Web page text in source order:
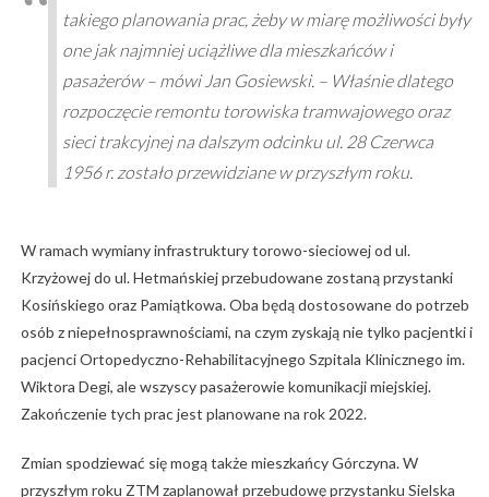
takiego planowania prac, żeby w miarę możliwości były
one jak najmniej uciążliwe dla mieszkańców i
pasażerów – mówi Jan Gosiewski. – Właśnie dlatego
rozpoczęcie remontu torowiska tramwajowego oraz
sieci trakcyjnej na dalszym odcinku ul. 28 Czerwca
1956 r. zostało przewidziane w przyszłym roku.
W ramach wymiany infrastruktury torowo-sieciowej od ul.
Krzyżowej do ul. Hetmańskiej przebudowane zostaną przystanki
Kosińskiego oraz Pamiątkowa. Oba będą dostosowane do potrzeb
osób z niepełnosprawnościami, na czym zyskają nie tylko pacjentki i
pacjenci Ortopedyczno-Rehabilitacyjnego Szpitala Klinicznego im.
Wiktora Degi, ale wszyscy pasażerowie komunikacji miejskiej.
Zakończenie tych prac jest planowane na rok 2022.
Zmian spodziewać się mogą także mieszkańcy Górczyna. W
przyszłym roku ZTM zaplanował przebudowę przystanku Sielska